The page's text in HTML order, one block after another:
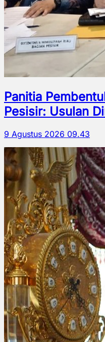
Panitia
Pesisir: Usulan
9 Agustus 2026 09.43